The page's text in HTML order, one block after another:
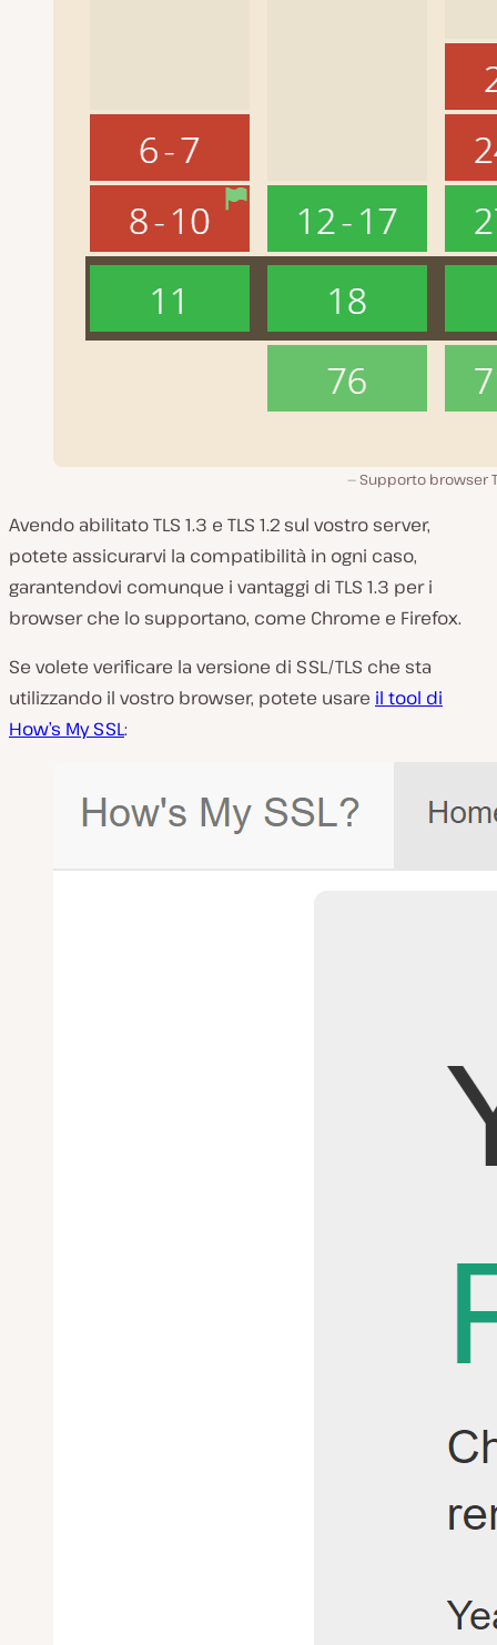
Supporto browser
Avendo abilitato TLS 1.3 e TLS 1.2 sul vostro server,
potete assicurarvi la compatibilità in ogni caso,
garantendovi comunque i vantaggi di TLS 1.3 per i
browser che lo supportano, come Chrome e Firefox.
Se volete verificare la versione di SSL/TLS che sta
utilizzando il vostro browser, potete usare il tool di
How’s My SSL: